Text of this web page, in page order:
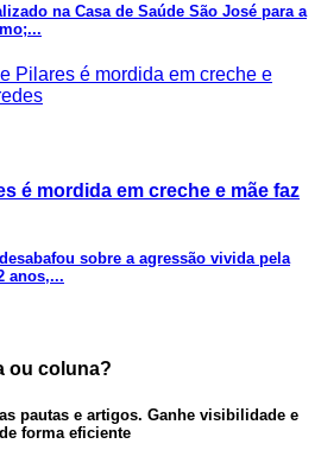
na Casa de Saúde São José para a
é mordida em creche e mãe faz
sobre a agressão vivida pela
anos,...
ou coluna?
pautas e artigos. Ganhe visibilidade e
forma eficiente